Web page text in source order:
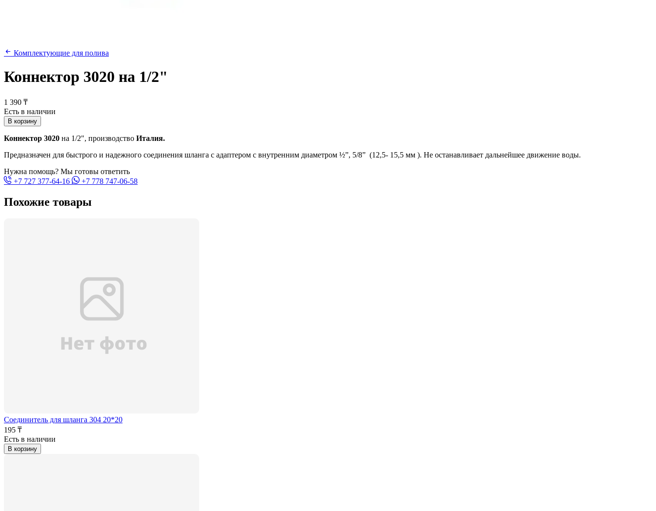
Комплектующие для полива
Коннектор 3020 на 1/2"
1 390 ₸
Есть в наличии
В корзину
Коннектор 3020 на 1/2", производство Италия.
Предназначен для быстрого и надежного соединения шланга с адаптером с внутренним диаметром ½”, 5/8” (12,5- 15,5 мм ). Не останавливает дальнейшее движение воды.
Нужна помощь? Мы готовы ответить
+7 727 377-64-16
+7 778 747-06-58
Похожие товары
Соединитель для шланга 304 20*20
195 ₸
Есть в наличии
В корзину